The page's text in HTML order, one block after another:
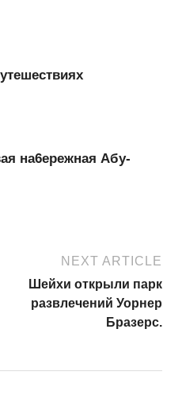
на6ережная Абу-
NEXT ARTICLE
Шейхи открыли парк
развлечений Уорнер
Бразерс.